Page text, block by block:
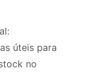
úteis para
no